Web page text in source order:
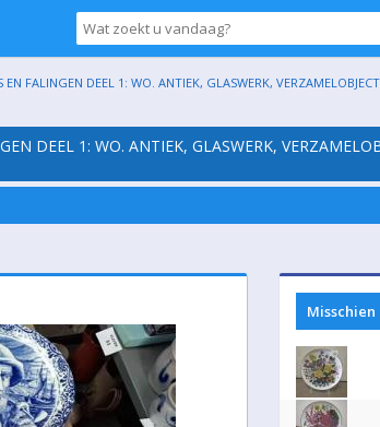
FALINGEN DEEL 1: WO. ANTIEK, GLASWERK,
DEEL 1: WO. ANTIEK, GLASWERK,